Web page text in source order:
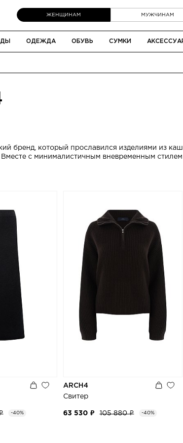
ЖЕНЩИНАМ МУЖЧИНАМ
ОДЕЖДА ОБУВЬ СУМКИ
бренд, который прославился изделиями из
Вместе с минималистичным вневременным
-40%
ARCH4
Свитер
63 530 ₽ 105 880 ₽ -40%